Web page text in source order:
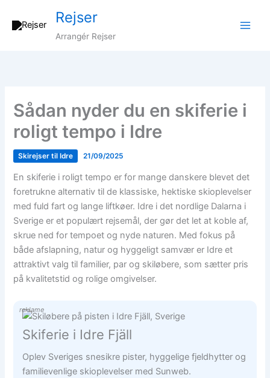
Rejser
Arrangér Rejser
Sådan nyder du en skiferie i
roligt tempo i Idre
Skirejser til Idre 21/09/2025
En skiferie i roligt tempo er for mange danskere blevet det
foretrukne alternativ til de klassiske, hektiske skioplevelser
med fuld fart og lange liftkøer. Idre i det nordlige Dalarna i
Sverige er et populært rejsemål, der gør det let at koble af,
skrue ned for tempoet og nyde naturen. Med fokus på
både afslapning, natur og hyggeligt samvær er Idre et
attraktivt valg til familier, par og skiløbere, som sætter pris
på kvalitetstid og rolige omgivelser.
reklame
Skiferie i Idre Fjäll
Oplev Sveriges snesikre pister, hyggelige fjeldhytter og
familievenlige skioplevelser med Sunweb.